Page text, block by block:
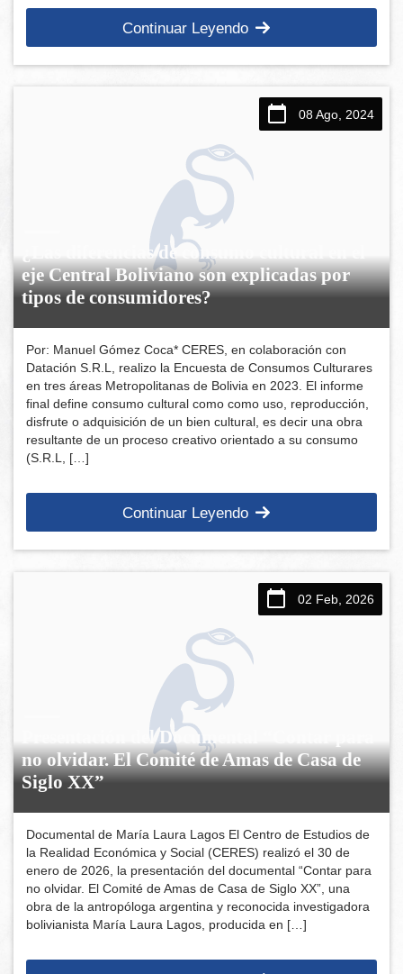
Continuar Leyendo
08 Ago, 2024
¿Las diferencias de consumo cultural en el
eje Central Boliviano son explicadas por
tipos de consumidores?
Por: Manuel Gómez Coca* CERES, en colaboración con
Datación S.R.L, realizo la Encuesta de Consumos Culturares
en tres áreas Metropolitanas de Bolivia en 2023. El informe
final define consumo cultural como como uso, reproducción,
disfrute o adquisición de un bien cultural, es decir una obra
resultante de un proceso creativo orientado a su consumo
(S.R.L, […]
Continuar Leyendo
02 Feb, 2026
Presentación del Documental “Contar para
no olvidar. El Comité de Amas de Casa de
Siglo XX”
Documental de María Laura Lagos El Centro de Estudios de
la Realidad Económica y Social (CERES) realizó el 30 de
enero de 2026, la presentación del documental “Contar para
no olvidar. El Comité de Amas de Casa de Siglo XX”, una
obra de la antropóloga argentina y reconocida investigadora
bolivianista María Laura Lagos, producida en […]